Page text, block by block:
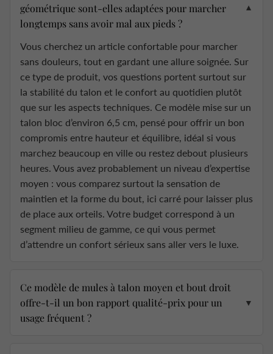
géométrique sont-elles adaptées pour marcher
longtemps sans avoir mal aux pieds ?
▼
Vous cherchez un article confortable pour marcher
sans douleurs, tout en gardant une allure soignée. Sur
ce type de produit, vos questions portent surtout sur
la stabilité du talon et le confort au quotidien plutôt
que sur les aspects techniques. Ce modèle mise sur un
talon bloc d’environ 6,5 cm, pensé pour offrir un bon
compromis entre hauteur et équilibre, idéal si vous
marchez beaucoup en ville ou restez debout plusieurs
heures. Vous avez probablement un niveau d’expertise
moyen : vous comparez surtout la sensation de
maintien et la forme du bout, ici carré pour laisser plus
de place aux orteils. Votre budget correspond à un
segment milieu de gamme, ce qui vous permet
d’attendre un confort sérieux sans aller vers le luxe.
Ce modèle de mules à talon moyen et bout droit
offre-t-il un bon rapport qualité-prix pour un
usage fréquent ?
▼